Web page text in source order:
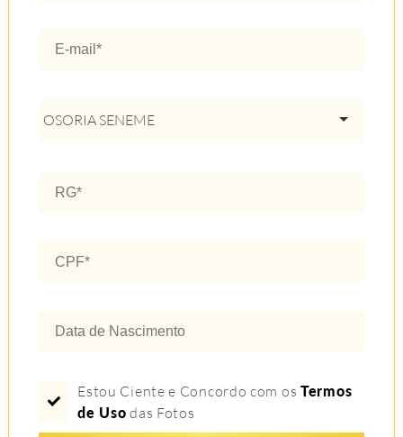
OSORIA SENEME
Estou Ciente e Concordo com os Termos
de Uso das Fotos